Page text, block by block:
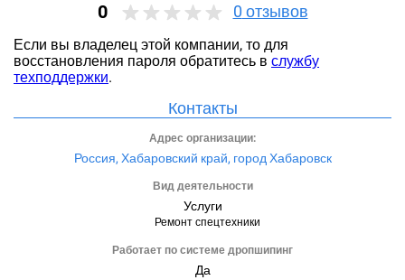
0 0 отзывов
Если вы владелец этой компании, то для
восстановления пароля обратитесь в службу
техподдержки.
Контакты
Адрес организации:
Россия, Хабаровский край, город Хабаровск
Вид деятельности
Услуги
Ремонт спецтехники
Работает по системе дропшипинг
Да